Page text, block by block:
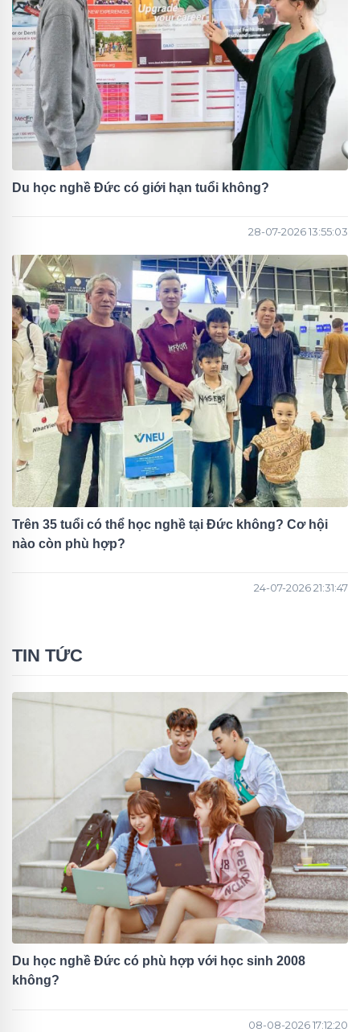
Du học nghề Đức có giới hạn tuổi không?
28-07-2026 13:55:03
Trên 35 tuổi có thể học nghề tại Đức không? Cơ hội
nào còn phù hợp?
24-07-2026 21:31:47
TIN TỨC
Du học nghề Đức có phù hợp với học sinh 2008
không?
08-08-2026 17:12:20